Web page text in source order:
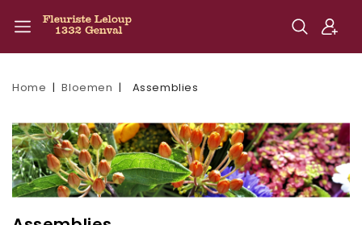
Home Bloemen Assemblies